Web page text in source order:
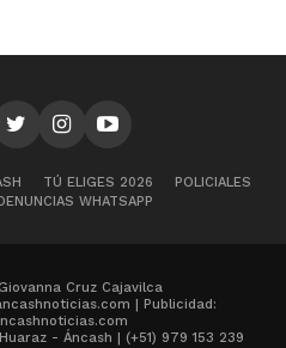
TÚ ELIGES 2026
POLICIALES
WHATSAPP
Cruz Cajavilca
| Publicidad:
- Áncash | (+51) 979 153 239